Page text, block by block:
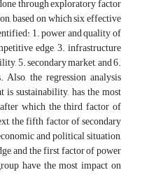
through exploratory factor
based on which six effective
1. power and quality of
edge, 3. infrastructure
5. secondary market, and 6.
the regression analysis
sustainability, has the most
which the third factor of
the fifth factor of secondary
and political situation,
and the first factor of power
have the most impact on